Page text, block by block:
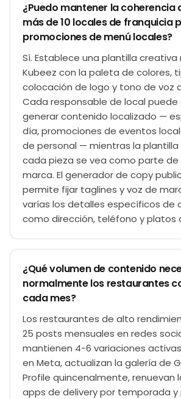
¿Puedo mantener la coherencia
más de 10 locales de franquicia
promociones de menú locales?
Sí. Establece una plantilla
Kubeez con la paleta de colores,
colocación de logo y tono de voz
Cada responsable de local
generar contenido localizado —
día, promociones de eventos
de personal — mientras la
cada pieza se vea como parte de
marca. El generador de copy
permite fijar taglines y voz de
varías los detalles específicos de
como dirección, teléfono y platos
¿Qué volumen de contenido
normalmente los restaurantes
cada mes?
Los restaurantes de alto
25 posts mensuales en redes
mantienen 4-6 variaciones
en Meta, actualizan la galería de
Profile quincenalmente, renuevan
apps de delivery por temporada y